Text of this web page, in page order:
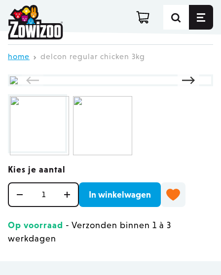
Ga direct door naar de inhoud
home delcon regular chicken 3kg
Kies je aantal
In winkelwagen
Op voorraad - Verzonden binnen 1 à 3
werkdagen